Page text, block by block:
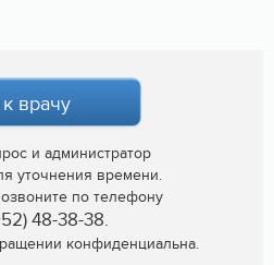
врачу
и администратор
уточнения времени.
по телефону
48-38-38.
конфиденциальна.